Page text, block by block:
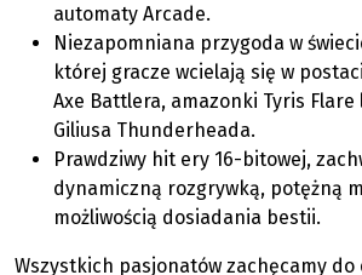
automaty Arcade.
Niezapomniana przygoda w
której gracze wcielają się w
Axe Battlera, amazonki Tyris
Giliusa Thunderheada.
Prawdziwy hit ery 16-bitowej,
dynamiczną rozgrywką, potężną
możliwością dosiadania bestii.
Wszystkich pasjonatów zachęcamy